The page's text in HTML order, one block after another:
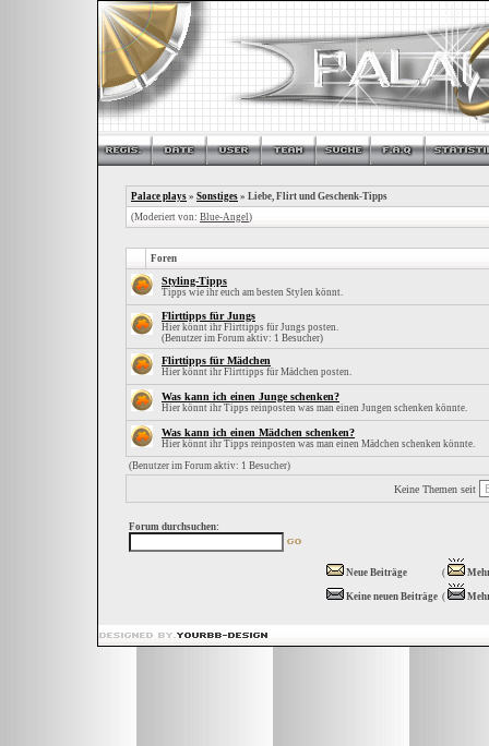
Palace plays » Sonstiges » Liebe, Flirt und Geschenk-Tipps
(Moderiert von: Blue-Angel)
Foren
Styling-Tipps
Tipps wie ihr euch am besten Stylen könnt.
Flirttipps für Jungs
Hier könnt ihr Flirttipps für Jungs posten.
(Benutzer im Forum aktiv: 1 Besucher)
Flirttipps für Mädchen
Hier könnt ihr Flirttipps für Mädchen posten.
Was kann ich einen Junge schenken?
Hier könnt ihr Tipps reinposten was man einen Jungen schenken könnte.
Was kann ich einen Mädchen schenken?
Hier könnt ihr Tipps reinposten was man einen Mädchen schenken könnte.
(Benutzer im Forum aktiv: 1 Besucher)
Keine Themen seit
Forum durchsuchen:
Neue Beiträge (
Keine neuen Beiträge (